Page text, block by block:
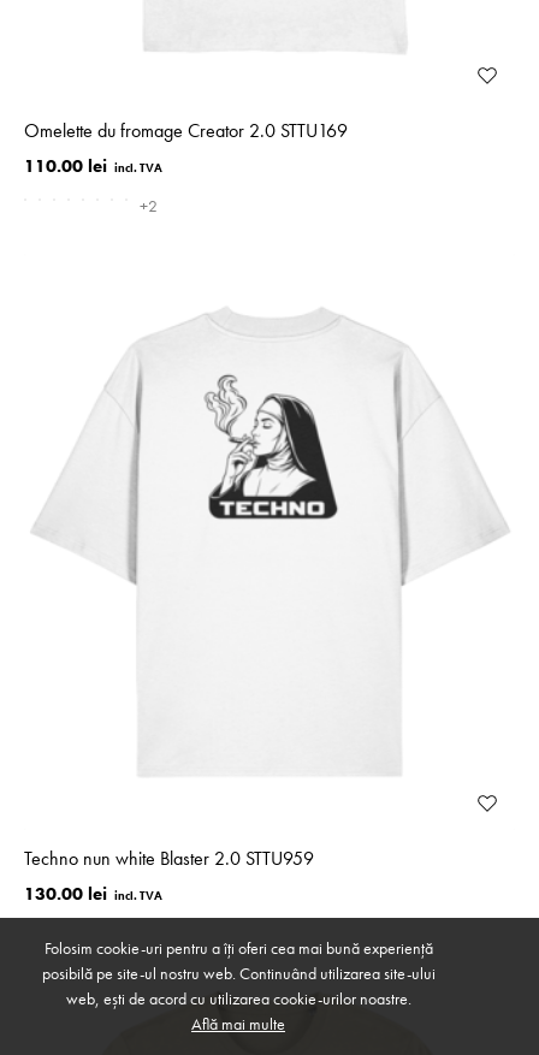
Omelette du fromage Creator 2.0 STTU169
110.00 lei
+2
Techno nun white Blaster 2.0 STTU959
130.00 lei
Folosim cookie-uri pentru a îți oferi cea mai bună experiență
posibilă pe site-ul nostru web. Continuând utilizarea site-ului
web, ești de acord cu utilizarea cookie-urilor noastre.
Află mai multe